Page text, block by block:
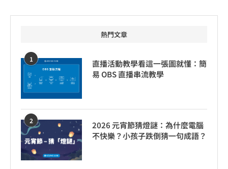
熱門文章
1
直播活動教學看這一張圖就懂：簡
易 OBS 直播串流教學
2
2026 元宵節猜燈謎：為什麼電腦
不快樂？小孩子跌倒猜一句成語？